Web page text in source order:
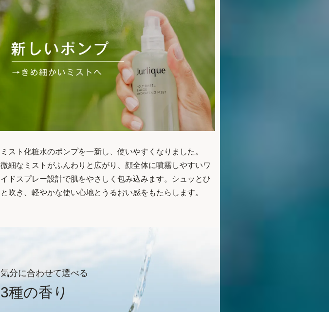
ミスト化粧水のポンプを一新し、使いやすくなりました。
微細なミストがふんわりと広がり、顔全体に噴霧しやすいワ
イドスプレー設計で肌をやさしく包み込みます。シュッとひ
と吹き、軽やかな使い心地とうるおい感をもたらします。
気分に合わせて選べる
3種の香り